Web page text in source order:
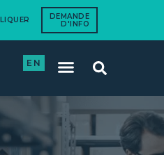
DEMANDE
D'INFO
EN